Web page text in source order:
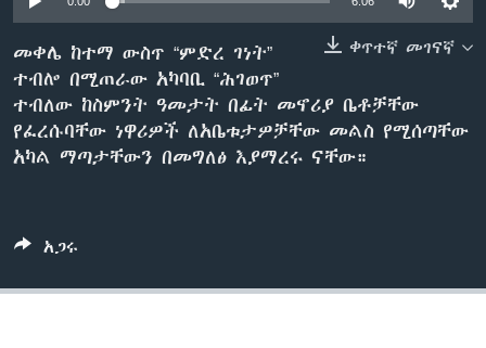
ቋንቋዎች
ቀጥተኛ መገናኛ
መቀሌ ከተማ ውስጥ “ምድረ ገነት”
ተብሎ በሚጠራው አካባቢ “ሕገወጥ”
ተብለው ከስምንት ዓመታት በፊት መኖሪያ ቤቶቻቸው
የፈረሱባቸው ነዋሪዎች ለአቤቱታዎቻቸው መልስ የሚሰጣቸው
አካል ማጣታቸውን በመግለፅ እያማረሩ ናቸው።
አጋሩ